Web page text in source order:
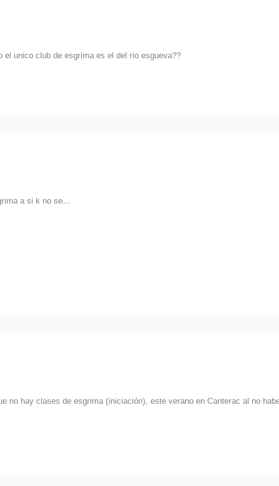
unico club de esgrima es el del rio esgueva??
a si k no se…
no hay clases de esgrima (iniciación), este verano en Canterac al no